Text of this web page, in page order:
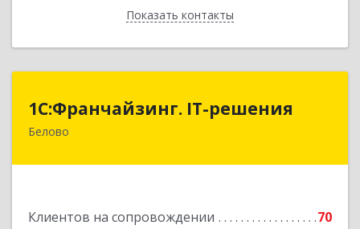
Показать контакты
Назад
1С:Франчайзинг. IT-решения
Белово
Клиентов на сопровождении 70
1С:Франчайзинг. IT-решения